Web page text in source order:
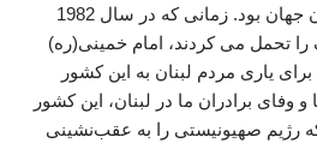
ایران، پیروزی همه مسلمانان جهان بود. زمانی که در سال 1982
تحمل می کردند، امام خمینی(ره)
یاری مردم لبنان به این کشور
وفای برادران ما در لبنان، این کشور
رژیم صهیونیستی را به عقب‌نشینی